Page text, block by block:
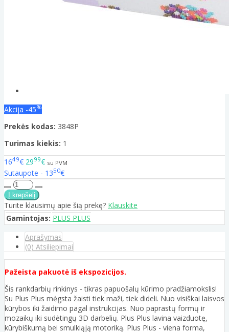
Akcija -45%
Prekės kodas: 3848P
Turimas kiekis: 1
1649€ 2999€ su PVM
Sutaupote - 1350€
Turite klausimų apie šią prekę? Klauskite
Gamintojas: PLUS PLUS
Aprašymas
(0) Atsiliepimai
Pažeista pakuotė iš ekspozicijos.
Šis rankdarbių rinkinys - tikras papuošalų kūrimo pradžiamokslis!
Su Plus Plus mėgsta žaisti tiek maži, tiek dideli. Nuo visiškai laisvos
kūrybos iki žaidimo pagal instrukcijas. Nuo paprastų formų ir
mozaikų iki sudėtingų 3D darbelių. Plus Plus lavina vaizduotę,
kūrybiškumą bei smulkiąją motoriką. Plus Plus - viena forma,